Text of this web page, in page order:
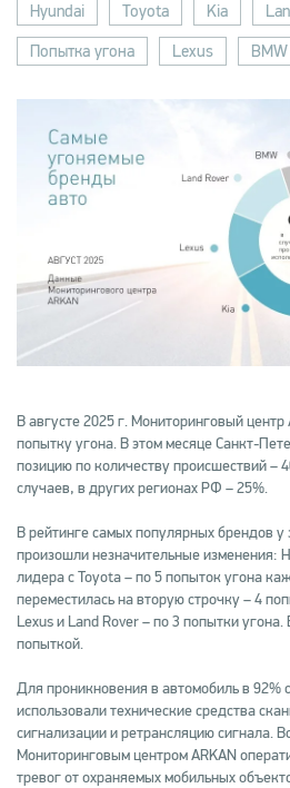
Hyundai Toyota Kia
Попытка угона
Lexus BMW
В августе 2025 г. Мониторинговый центр
попытку угона. В этом месяце Санкт-
позицию по количеству происшествий –
случаев, в других регионах РФ – 25%.
В рейтинге самых популярных брендов
произошли незначительные изменения:
лидера с Toyota – по 5 попыток угона
переместилась на вторую строчку – 4
Lexus и Land Rover – по 3 попытки угона.
попыткой.
Для проникновения в автомобиль в 92%
использовали технические средства
сигнализации и ретрансляцию сигнала.
Мониторинговым центром ARKAN
тревог от охраняемых мобильных